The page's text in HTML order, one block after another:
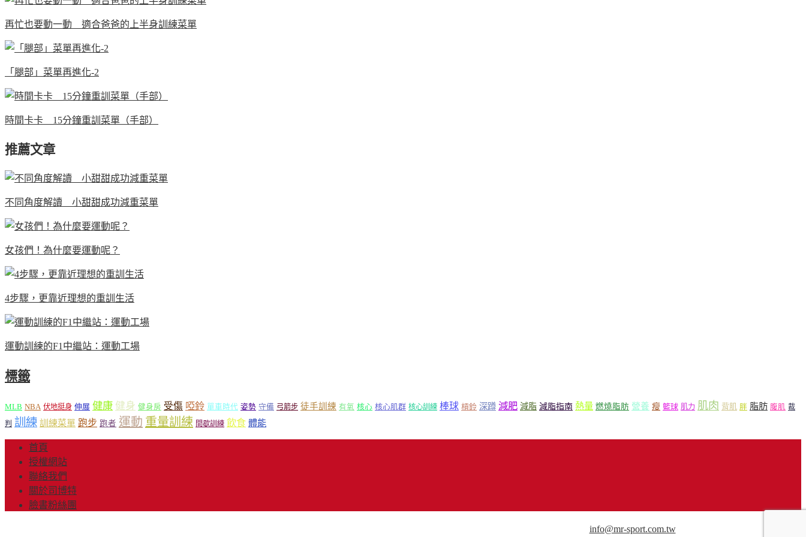
再忙也要動一動 適合爸爸的上半身訓練菜單
「腿部」菜單再進化-2
時間卡卡 15分鐘重訓菜單（手部）
推薦文章
不同角度解讀 小甜甜成功減重菜單
女孩們！為什麼要運動呢？
4步驟，更靠近理想的重訓生活
運動訓練的F1中繼站：運動工場
標籤
MLB NBA 伏地挺身 伸展 健康 健身 健身房 受傷 啞鈴 單車時代 姿勢 守備 弓箭步 徒手訓練 有氧 核心 核心肌群 核心訓練 棒球 槓鈴 深蹲 減肥 減脂 減脂指南 熱量 燃燒脂肪 營養 瘦 籃球 肌力 肌肉 背肌 胖 脂肪 腹肌 裁
判 訓練 訓練菜單 跑步 跑者 運動 重量訓練 間歇訓練 飲食 體能
首頁
授權網站
聯絡我們
關於司博特
臉書粉絲團
info@mr-sport.com.tw